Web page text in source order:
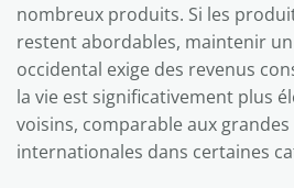
nombreux produits. Si les
restent abordables, maintenir
occidental exige des revenus
la vie est significativement plus
voisins, comparable aux
internationales dans certaines